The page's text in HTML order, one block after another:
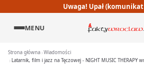
Uwaga! Upał (komunikat
MENU
Strona główna Wiadomości
Latarnik, film i jazz na Tęczowej - NIGHT MUSIC THERAPY